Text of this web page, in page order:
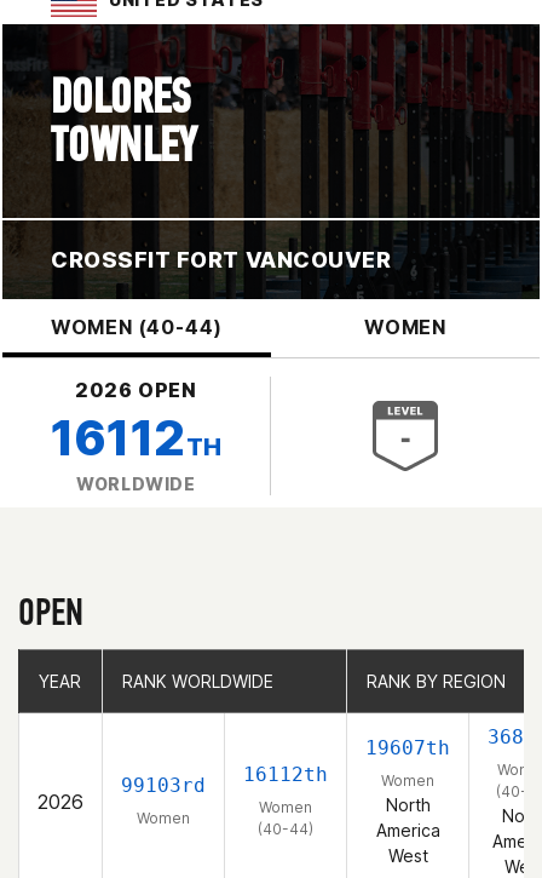
DOLORES
TOWNLEY
CROSSFIT FORT VANCOUVER
WOMEN (40-44) WOMEN
2026 OPEN
16112TH
WORLDWIDE
OPEN
YEAR RANK WORLDWIDE RANK BY REGION
2026
99103rd
Women
16112th
Women
(40-44)
19607th
Women
North
America
West
(40-
YEAR RANK WORLDWIDE RANK BY REGION